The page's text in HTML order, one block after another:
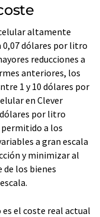
altamente
0,07 dólares por litro
reducciones a
anteriores, los
1 y 10 dólares por
en Clever
por litro
a los
a gran escala
y minimizar al
los bienes
el coste real actual